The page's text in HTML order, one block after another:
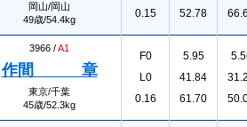
岡山/岡山
49歳/54.4kg
0.15
52.78
3966 /A1
作間 章
東京/千葉
45歳/52.3kg
F0
L0
0.16
5.95
41.84
61.70